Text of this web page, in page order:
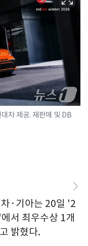
차 제공. 재판매 및 DB
·기아는 20일 '2
서 최우수상 1개
밝혔다.